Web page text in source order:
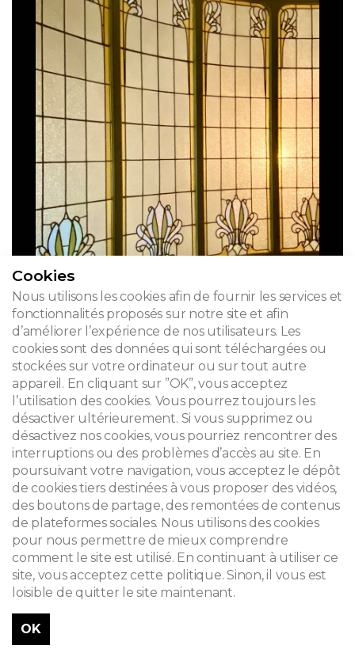
Cookies
Nous utilisons les cookies afin de fournir les services et
fonctionnalités proposés sur notre site et afin
d’améliorer l’expérience de nos utilisateurs. Les
cookies sont des données qui sont téléchargées ou
stockées sur votre ordinateur ou sur tout autre
appareil. En cliquant sur ”OK”, vous acceptez
l’utilisation des cookies. Vous pourrez toujours les
désactiver ultérieurement. Si vous supprimez ou
désactivez nos cookies, vous pourriez rencontrer des
interruptions ou des problèmes d’accès au site. En
poursuivant votre navigation, vous acceptez le dépôt
de cookies tiers destinées à vous proposer des vidéos,
des boutons de partage, des remontées de contenus
de plateformes sociales. Nous utilisons des cookies
pour nous permettre de mieux comprendre
comment le site est utilisé. En continuant à utiliser ce
site, vous acceptez cette politique. Sinon, il vous est
loisible de quitter le site maintenant.
OK